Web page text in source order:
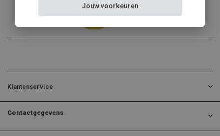
Klantenservice
Contactgegevens
Jouw voorkeuren